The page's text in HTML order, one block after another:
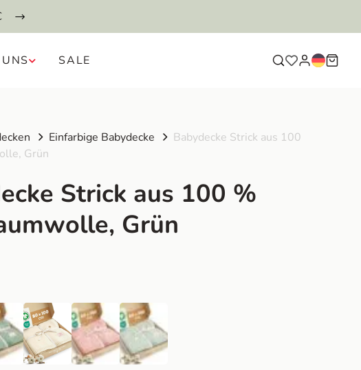
SALE
Einfarbige Babydecke
Babydecke Strick aus 100
Grün
Strick aus 100 %
Grün